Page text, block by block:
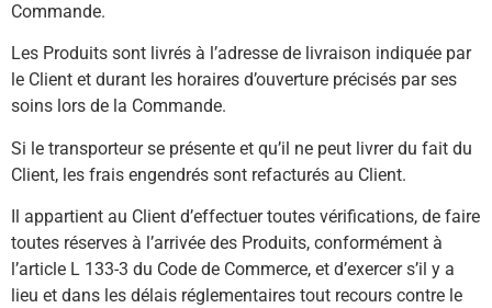
Commande.
Les Produits sont livrés à l’adresse de livraison indiquée par
le Client et durant les horaires d’ouverture précisés par ses
soins lors de la Commande.
Si le transporteur se présente et qu’il ne peut livrer du fait du
Client, les frais engendrés sont refacturés au Client.
Il appartient au Client d’effectuer toutes vérifications, de faire
toutes réserves à l’arrivée des Produits, conformément à
l’article L 133-3 du Code de Commerce, et d’exercer s’il y a
lieu et dans les délais réglementaires tout recours contre le